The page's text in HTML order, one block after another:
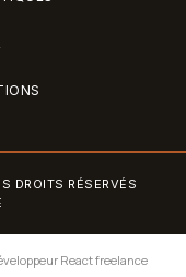
DROITS RÉSERVÉS
React freelance